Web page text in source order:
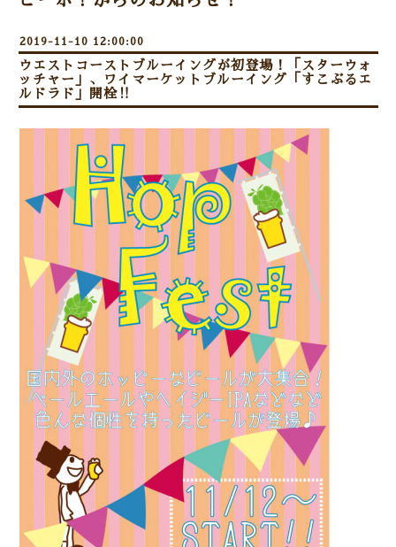
2019-11-10 12:00:00
ウエストコーストブルーイングが初登場！「スターウォ
ッチャー」、ワイマーケットブルーイング「すこぶるエ
ルドラド」開栓‼